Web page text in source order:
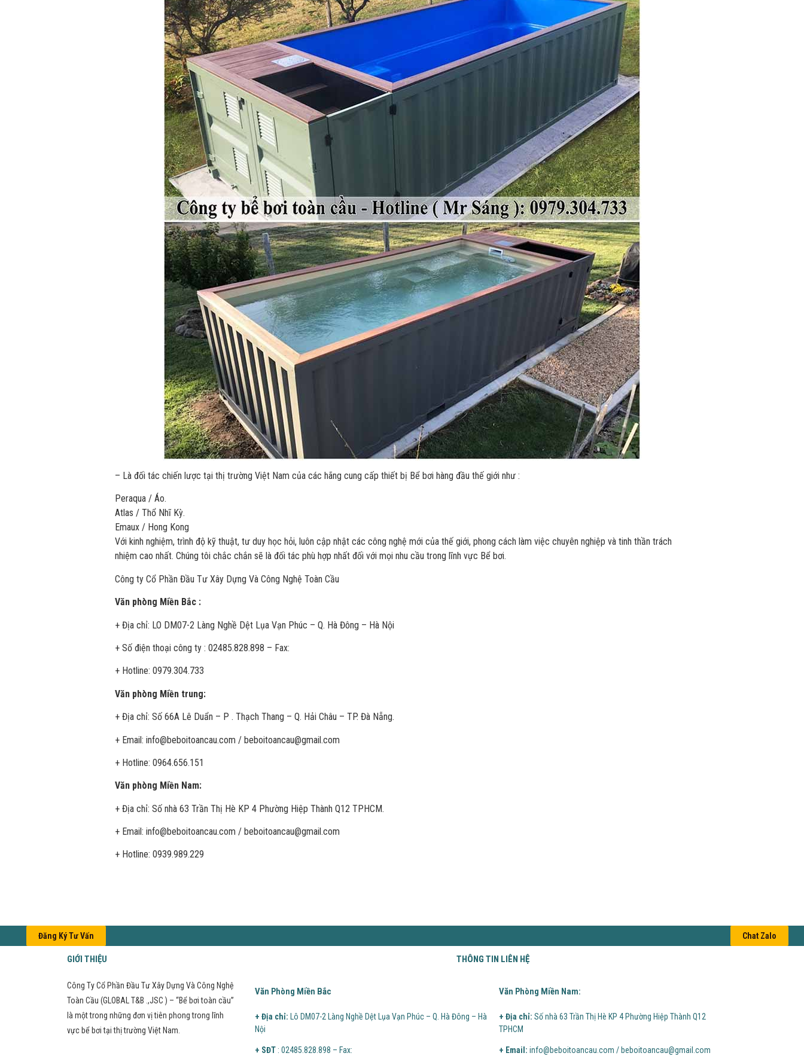
– Là đối tác chiến lược tại thị trường Việt Nam của các hãng cung cấp thiết bị Bể bơi hàng đầu thế giới như :
Peraqua / Áo.
Atlas / Thổ Nhĩ Kỳ.
Emaux / Hong Kong
Với kinh nghiệm, trình độ kỹ thuật, tư duy học hỏi, luôn cập nhật các công nghệ mới của thế giới, phong cách làm việc chuyên nghiệp và tinh thần trách
nhiệm cao nhất. Chúng tôi chắc chắn sẽ là đối tác phù hợp nhất đối với mọi nhu cầu trong lĩnh vực Bể bơi.
Công ty Cổ Phần Đầu Tư Xây Dựng Và Công Nghệ Toàn Cầu
Văn phòng Miền Bắc :
+ Địa chỉ: LO DM07-2 Làng Nghề Dệt Lụa Vạn Phúc – Q. Hà Đông – Hà Nội
+ Số điện thoại công ty : 02485.828.898 – Fax:
+ Hotline: 0979.304.733
Văn phòng Miền trung:
+ Địa chỉ: Số 66A Lê Duẩn – P . Thạch Thang – Q. Hải Châu – TP. Đà Nẵng.
+ Email: info@beboitoancau.com / beboitoancau@gmail.com
+ Hotline: 0964.656.151
Văn phòng Miền Nam:
+ Địa chỉ: Số nhà 63 Trần Thị Hè KP 4 Phường Hiệp Thành Q12 TPHCM.
+ Email: info@beboitoancau.com / beboitoancau@gmail.com
+ Hotline: 0939.989.229
Đăng Ký Tư Vấn Chat Zalo
GIỚI THIỆU
Công Ty Cổ Phần Đầu Tư Xây Dựng Và Công Nghệ
Toàn Cầu (GLOBAL T&B .,JSC ) – “Bể bơi toàn cầu”
là một trong những đơn vị tiên phong trong lĩnh
vực bể bơi tại thị trường Việt Nam.
THÔNG TIN LIÊN HỆ
Văn Phòng Miền Bắc
+ Địa chỉ: Lô DM07-2 Làng Nghề Dệt Lụa Vạn Phúc – Q. Hà Đông – Hà
Nội
+ SĐT : 02485.828.898 – Fax:
Văn Phòng Miền Nam:
+ Địa chỉ: Số nhà 63 Trần Thị Hè KP 4 Phường Hiệp Thành Q12
TPHCM
+ Email: info@beboitoancau.com / beboitoancau@gmail.com